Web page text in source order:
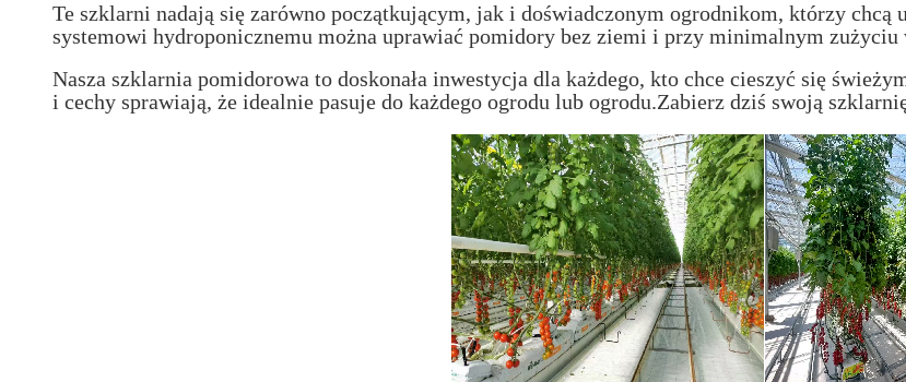
Te szklarni nadają się zarówno początkującym, jak i doświadczonym ogrodnikom, którzy chcą
systemowi hydroponicznemu można uprawiać pomidory bez ziemi i przy minimalnym
Nasza szklarnia pomidorowa to doskonała inwestycja dla każdego, kto chce cieszyć się
i cechy sprawiają, że idealnie pasuje do każdego ogrodu lub ogrodu.Zabierz dziś swoją